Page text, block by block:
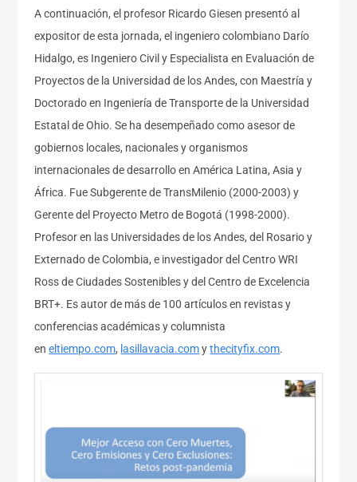
A continuación, el profesor Ricardo Giesen presentó al
expositor de esta jornada, el ingeniero colombiano Darío
Hidalgo, es Ingeniero Civil y Especialista en Evaluación de
Proyectos de la Universidad de los Andes, con Maestría y
Doctorado en Ingeniería de Transporte de la Universidad
Estatal de Ohio. Se ha desempeñado como asesor de
gobiernos locales, nacionales y organismos
internacionales de desarrollo en América Latina, Asia y
África. Fue Subgerente de TransMilenio (2000-2003) y
Gerente del Proyecto Metro de Bogotá (1998-2000).
Profesor en las Universidades de los Andes, del Rosario y
Externado de Colombia, e investigador del Centro WRI
Ross de Ciudades Sostenibles y del Centro de Excelencia
BRT+. Es autor de más de 100 artículos en revistas y
conferencias académicas y columnista
eneltiempo.com, lasillavacia.comythecityfix.com.